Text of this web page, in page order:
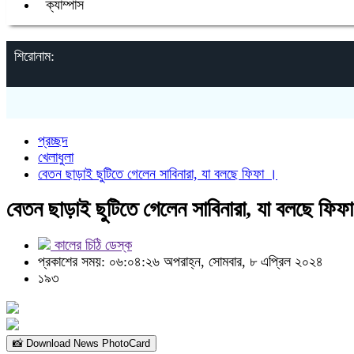
ক্যাম্পাস
শিরোনাম:
প্রচ্ছদ
খেলাধুলা
বেতন ছাড়াই ছুটিতে গেলেন সাবিনারা, যা বলছে ফিফা ।
বেতন ছাড়াই ছুটিতে গেলেন সাবিনারা, যা বলছে
কালের চিঠি ডেস্ক
প্রকাশের সময়: ০৬:০৪:২৬ অপরাহ্ন, সোমবার, ৮ এপ্রিল ২০২৪
১৯৩
📸 Download News PhotoCard